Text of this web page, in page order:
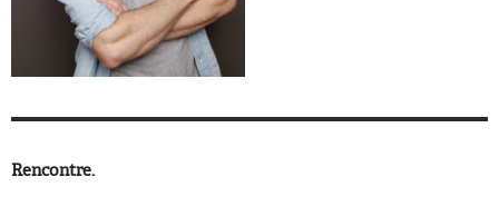
Rencontre.